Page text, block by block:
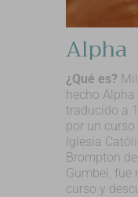
Alpha
¿Qué es?
hecho
traducido a
por un
Iglesia
Brompton
Gumbel, fue
curso y